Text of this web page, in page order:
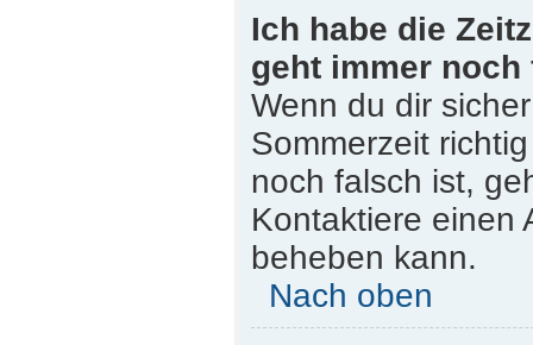
Ich habe die
geht immer noch
Wenn du dir
Sommerzeit
noch falsch ist,
Kontaktiere einen
beheben kann.
Nach oben